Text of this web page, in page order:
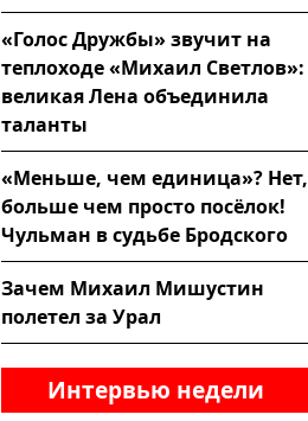
«Голос Дружбы» звучит на
теплоходе «Михаил Светлов»:
великая Лена объединила
таланты
«Меньше, чем единица»? Нет,
больше чем просто посёлок!
Чульман в судьбе Бродского
Зачем Михаил Мишустин
полетел за Урал
Интервью недели